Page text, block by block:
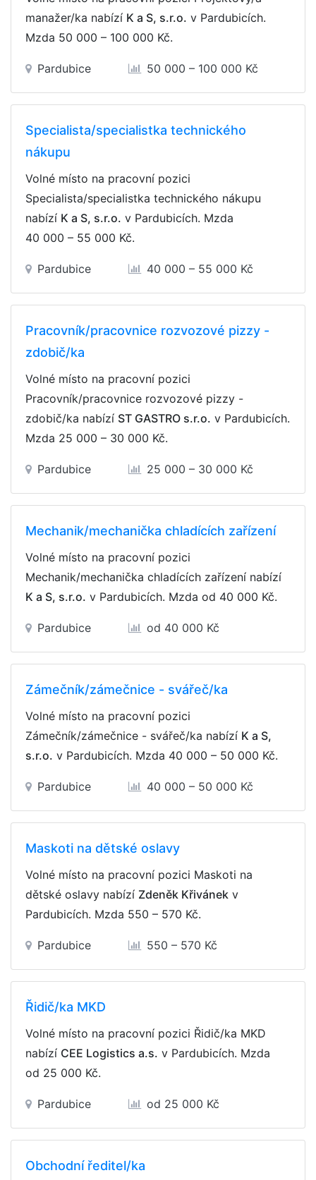
manažer/ka nabízí K a S, s.r.o. v Pardubicích.
Mzda 50 000 – 100 000 Kč.
Pardubice 50 000 – 100 000 Kč
Specialista/specialistka technického
nákupu
Volné místo na pracovní pozici
Specialista/specialistka technického nákupu
nabízí K a S, s.r.o. v Pardubicích. Mzda
40 000 – 55 000 Kč.
Pardubice 40 000 – 55 000 Kč
Pracovník/pracovnice rozvozové pizzy -
zdobič/ka
Volné místo na pracovní pozici
Pracovník/pracovnice rozvozové pizzy -
zdobič/ka nabízí ST GASTRO s.r.o. v Pardubicích.
Mzda 25 000 – 30 000 Kč.
Pardubice 25 000 – 30 000 Kč
Mechanik/mechanička chladících zařízení
Volné místo na pracovní pozici
Mechanik/mechanička chladících zařízení nabízí
K a S, s.r.o. v Pardubicích. Mzda od 40 000 Kč.
Pardubice od 40 000 Kč
Zámečník/zámečnice - svářeč/ka
Volné místo na pracovní pozici
Zámečník/zámečnice - svářeč/ka nabízí K a S,
s.r.o. v Pardubicích. Mzda 40 000 – 50 000 Kč.
Pardubice 40 000 – 50 000 Kč
Maskoti na dětské oslavy
Volné místo na pracovní pozici Maskoti na
dětské oslavy nabízí Zdeněk Křivánek v
Pardubicích. Mzda 550 – 570 Kč.
Pardubice 550 – 570 Kč
Řidič/ka MKD
Volné místo na pracovní pozici Řidič/ka MKD
nabízí CEE Logistics a.s. v Pardubicích. Mzda
od 25 000 Kč.
Pardubice od 25 000 Kč
Obchodní ředitel/ka